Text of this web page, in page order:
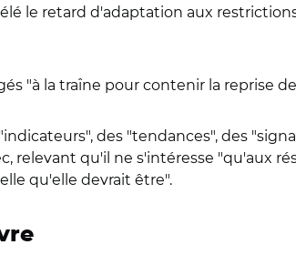
le retard d'adaptation aux
"à la traîne pour contenir la reprise
des "tendances", des
relevant qu'il ne s'intéresse "qu'aux
qu'elle devrait être".